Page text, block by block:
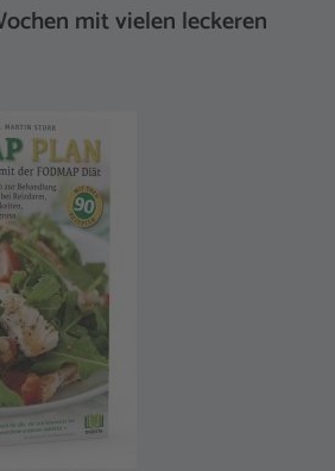
mit vielen leckeren